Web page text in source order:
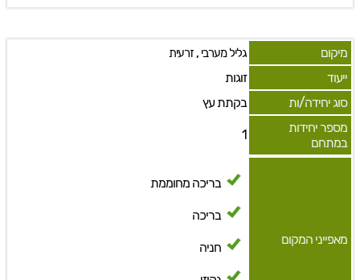
מיקום גליל מערבי, זרעית
ייעוד
זוגות
סוג יחידה/ות
בקתת עץ
מספר יחידות
במתחם
1
מאפייני המקום
בריכה מחוממת
בריכה
חניה